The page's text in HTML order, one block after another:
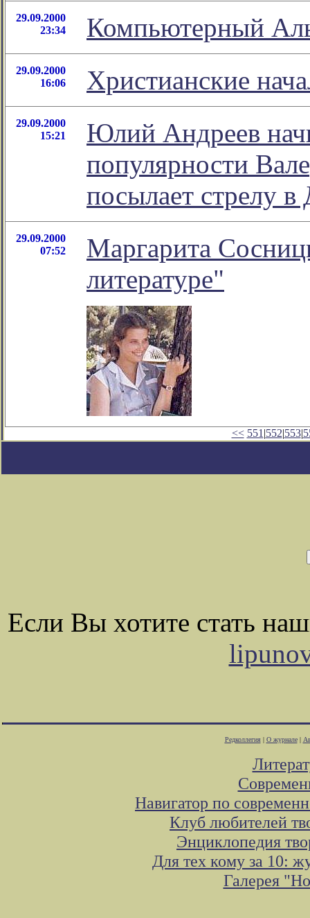
29.09.2000
23:34
Компьютерный
29.09.2000
16:06
Христианские
29.09.2000
15:21
Юлий Андреев
популярности
посылает стрелу
29.09.2000
07:52
Маргарита
литературе"
<< 551 |552|553|
Если Вы хотите стать
Редколлегия| О журнале|
Навигатор по
Клуб любителей
Энциклопедия
Для тех кому за 10:
Галерея